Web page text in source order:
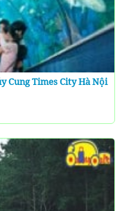
Cung Times City Hà Nội